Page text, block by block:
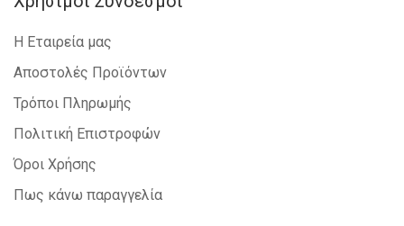
Η Εταιρεία μας
Αποστολές Προϊόντων
Τρόποι Πληρωμής
Πολιτική Επιστροφών
Όροι Χρήσης
Πως κάνω παραγγελία